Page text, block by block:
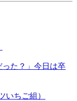
った？」今日は卒
いちご組）